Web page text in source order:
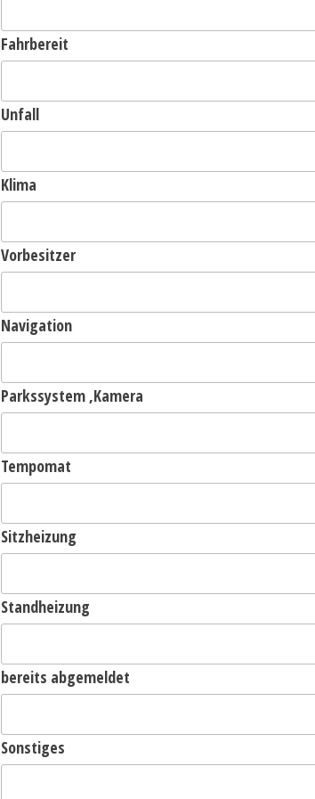
Fahrbereit
Unfall
Klima
Vorbesitzer
Navigation
Parkssystem ,Kamera
Tempomat
Sitzheizung
Standheizung
bereits abgemeldet
Sonstiges